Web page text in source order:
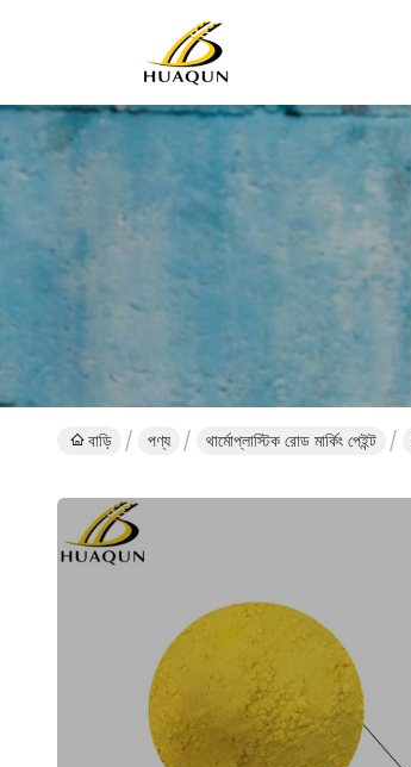
বাড়ি পণ্য থার্মোপ্লাস্টিক রোড মার্কিং পেইন্ট